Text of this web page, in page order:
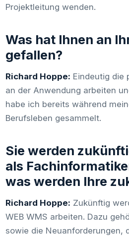
Projektleitung wenden.
Was hat Ihnen an
gefallen?
Richard Hoppe: Eindeutig die
an der Anwendung arbeiten
habe ich bereits während
Berufsleben gesammelt.
Sie werden
als
was werden Ihre
Richard Hoppe: Zukünftig
WEB WMS arbeiten. Dazu
sowie die Neuanforderungen,